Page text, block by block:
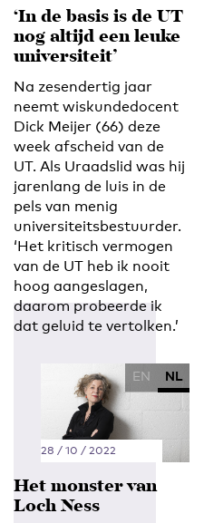
‘In de basis is de UT
nog altijd een leuke
universiteit’
Na zesendertig jaar
neemt wiskundedocent
Dick Meijer (66) deze
week afscheid van de
UT. Als Uraadslid was hij
jarenlang de luis in de
pels van menig
universiteitsbestuurder.
‘Het kritisch vermogen
van de UT heb ik nooit
hoog aangeslagen,
daarom probeerde ik
dat geluid te vertolken.’
EN NL
28 / 10 / 2022
Het monster van
Loch Ness